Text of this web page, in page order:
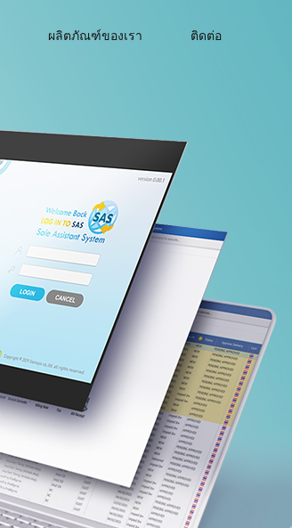
ผลิตภัณฑ์ของเรา ติดต่อ